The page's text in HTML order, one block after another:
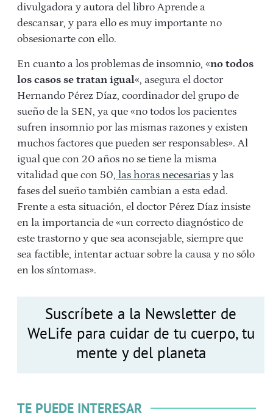
divulgadora y autora del libro Aprende a
descansar, y para ello es muy importante no
obsesionarte con ello.
En cuanto a los problemas de insomnio, «no todos
los casos se tratan igual«, asegura el doctor
Hernando Pérez Díaz, coordinador del grupo de
sueño de la SEN, ya que «no todos los pacientes
sufren insomnio por las mismas razones y existen
muchos factores que pueden ser responsables». Al
igual que con 20 años no se tiene la misma
vitalidad que con 50, las horas necesarias y las
fases del sueño también cambian a esta edad.
Frente a esta situación, el doctor Pérez Díaz insiste
en la importancia de «un correcto diagnóstico de
este trastorno y que sea aconsejable, siempre que
sea factible, intentar actuar sobre la causa y no sólo
en los síntomas».
Suscríbete a la Newsletter de
WeLife para cuidar de tu cuerpo, tu
mente y del planeta
TE PUEDE INTERESAR